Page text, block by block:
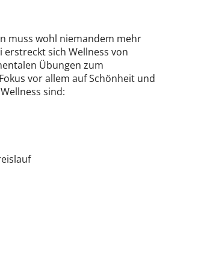
muss wohl niemandem mehr
sich Wellness von
Übungen zum
vor allem auf Schönheit und
sind: